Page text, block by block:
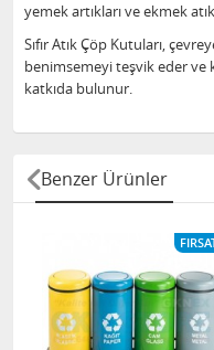
yemek artıkları ve ekmek
Sıfır Atık Çöp Kutuları,
benimsemeyi teşvik eder ve
katkıda bulunur.
Benzer Ürünler